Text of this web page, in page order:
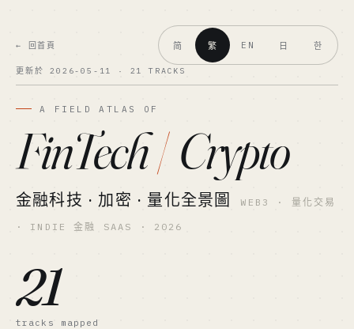
← 回首頁 简 繁 EN 日 한
更新於 2026-05-11 · 21 TRACKS
A FIELD ATLAS OF
FinTech/Crypto
金融科技 · 加密 · 量化全景圖 WEB3 · 量化交易
· INDIE 金融 SAAS · 2026
21
tracks mapped